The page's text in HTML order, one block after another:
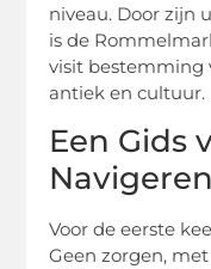
niveau. Door zijn
is de
visit bestemming
antiek en cultuur.
Een Gids
Voor de eerste
Geen zorgen,